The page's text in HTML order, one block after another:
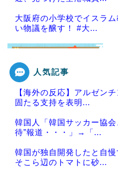
大阪府の小学校でイスラ
い物議を醸す！ #大...
Powered by livedoor 相互
人気記事
【海外の反応】アルゼン
固たる支持を表明...
韓国人「韓国サッカー協
待”報道・・・」→「...
韓国が独自開発したと自
そこら辺のトマトに砂...